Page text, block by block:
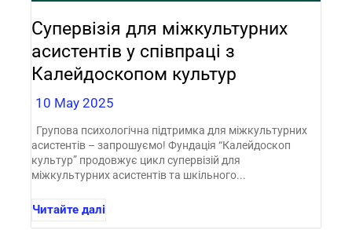
Супервізія для міжкультурних
асистентів у співпраці з
Калейдоскопом культур
10 May 2025
Групова психологічна підтримка для міжкультурних
асистентів – запрошуємо! Фундація “Калейдоскоп
культур” продовжує цикл супервізій для
міжкультурних асистентів та шкільного...
Читайте далі